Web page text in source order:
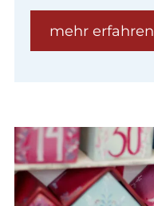
mehr erfahren